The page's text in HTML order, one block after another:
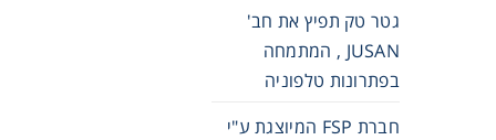
גטר טק תפיץ את חב'
JUSAN , המתמחה
בפתרונות טלפוניה
חברת FSP המיוצגת ע"י